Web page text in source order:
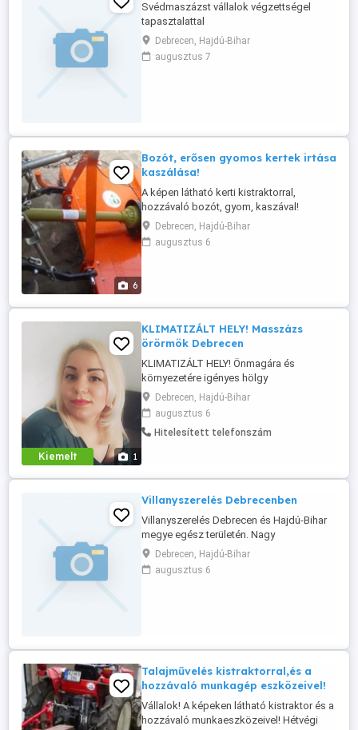
Svédmaszázst vállalok végzettségel
tapasztalattal
Debrecen, Hajdú-Bihar
augusztus 7
6
Bozót, erősen gyomos kertek irtása
kaszálása!
A képen látható kerti kistraktorral,
hozzávaló bozót, gyom, kaszával!
Vállalok: Kiskertek, zártkerti ingatlanok,
erősen gyomos, bozótos gyomok
Kaszálását! Debrecen és környéke
Debrecen, Hajdú-Bihar
augusztus 6
Kiemelt 1
KLIMATIZÁLT HELY! Masszázs
örörmök Debrecen
KLIMATIZÁLT HELY! Önmagára és
környezetére igényes hölgy
vagyok,masszöri végzettséggel! Ha
szeretnél egy kellemes kiakpcsolodást a
hétköznapokban, hivj a megadott
telefonszámon! ÜZENETEKRE NEM
Debrecen, Hajdú-Bihar
augusztus 6
Hitelesített telefonszám
Villanyszerelés Debrecenben
Villanyszerelés Debrecen és Hajdú-Bihar
megye egész területén. Nagy
tapasztalattal rendelkezünk háztartási és
üzleti villanyszerelés terén. Számunkra
nincs túl kicsi munka. Ügyfeleink nagyra
Debrecen, Hajdú-Bihar
augusztus 6
Talajművelés kistraktorral,és a
hozzávaló munkagép eszközeivel!
Vállalok! A képeken látható kistraktor és a
hozzávaló munkaeszközeivel! Hétvégi